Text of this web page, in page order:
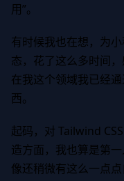
用”。
有时候我也在想，为
态，花了这么多时间
在我这个领域我已经
西。
起码，对 Tailwind
造方面，我也算是第
像还稍微有这么一点点